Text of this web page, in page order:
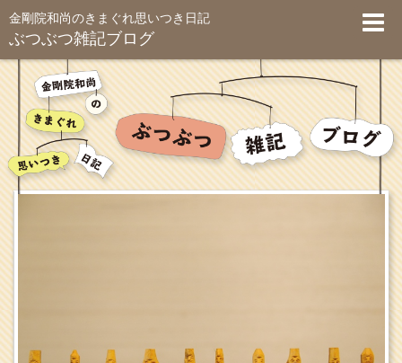
金剛院和尚のきまぐれ思いつき日記
ぶつぶつ雑記ブログ